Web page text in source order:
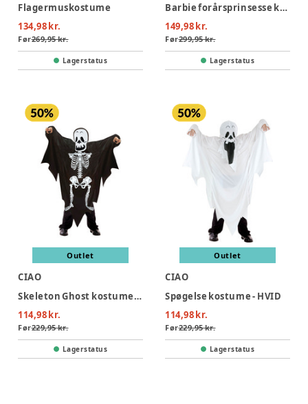
Flagermuskostume
134,98 kr.
Før269,95 kr.
Lagerstatus
Barbie forårsprinsesse kostume - MULTI
149,98 kr.
Før299,95 kr.
Lagerstatus
Outlet
CIAO
Skeleton Ghost kostume - SORT
114,98 kr.
Før229,95 kr.
Lagerstatus
Outlet
CIAO
Spøgelse kostume - HVID
114,98 kr.
Før229,95 kr.
Lagerstatus